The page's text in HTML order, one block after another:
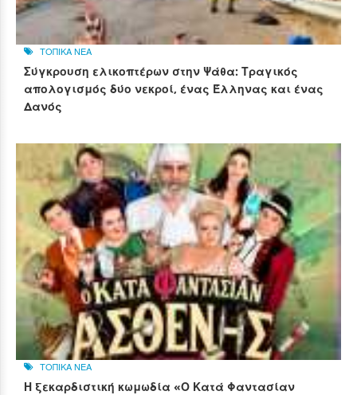
ΤΟΠΙΚΑ ΝΕΑ
Σύγκρουση ελικοπτέρων στην Ψάθα: Τραγικός
απολογισμός δύο νεκροί, ένας Έλληνας και ένας
Δανός
ΤΟΠΙΚΑ ΝΕΑ
Η ξεκαρδιστική κωμωδία «Ο Κατά Φαντασίαν